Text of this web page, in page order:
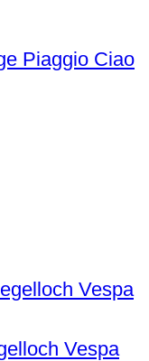
Piaggio Ciao
Vespa